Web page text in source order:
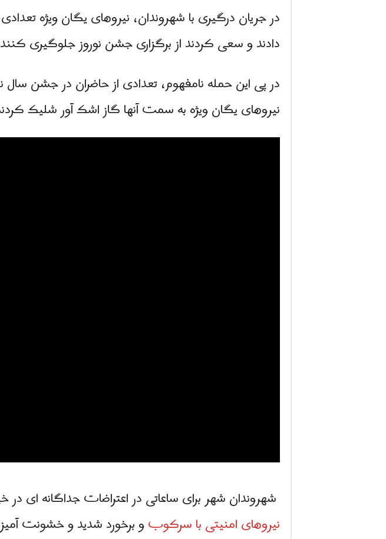
در جریان درگیری با شهروندان، نیروهای یگان ویژه تعدادی
دادند و سعی کردند از برگزاری جشن نوروز جلوگیری
در پی این حمله نامفهوم، تعدادی از حاضران در جشن
نیروهای یگان ویژه به سمت آنها گاز اشک آور شلیک
شهروندان شهر برای ساعاتی در اعتراضات جداگانه ای در
نیروهای امنیتی با سرکوبو برخورد شدید و خشونت آمیز